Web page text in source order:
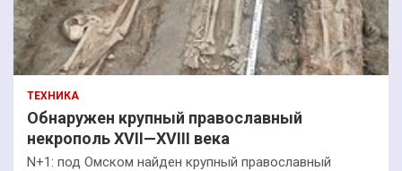
ТЕХНИКА
Обнаружен крупный православный
некрополь XVII—XVIII века
N+1: под Омском найден крупный православный